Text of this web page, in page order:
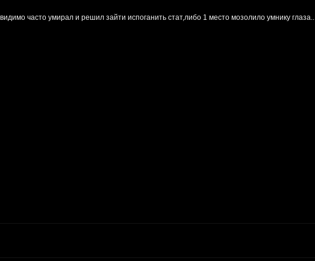
видимо часто умирал и решил зайти испоганить стат,либо 1 место мозолило умнику глаза..